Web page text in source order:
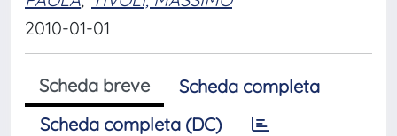
2010-01-01
Scheda breve
Scheda completa
Scheda completa (DC)